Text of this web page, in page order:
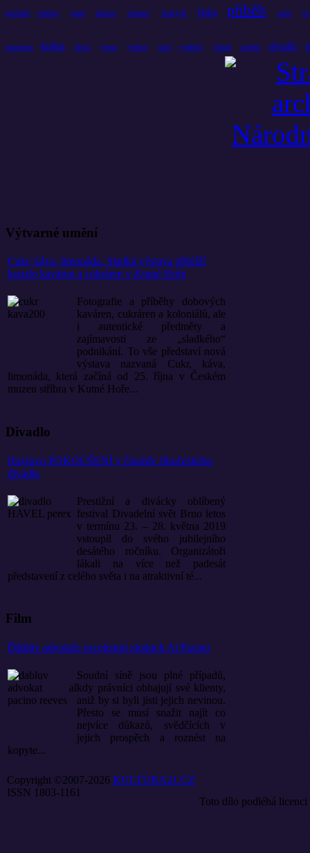
prostředí všechny praze album všechno českých láska příběh srdce
muzeum kniha život rytmu vydává slaví vydávají ročník umění divadla
Výtvarné umění
Cukr, káva, limonáda. Sladká výstava přiblíží
kouzlo kaváren a cukráren v Kutné Hoře
Fotografie a příběhy dobových
kaváren, cukráren a koloniálů, ale
i autentické předměty a
zajímavosti ze „sladkého“
podnikání. To vše představí nová
výstava nazvaná Cukr, káva,
limonáda, která začíná od 25. října v Českém
muzeu stříbra v Kutné Hoře...
Divadlo
Havlovo POKOUŠENÍ v činohře Jihočeského
divadla
Prestižní a divácky oblíbený
festival Divadelní svět Brno letos
v termínu 23. – 28. května 2019
vstoupil do svého jubilejního
desátého ročníku. Organizátoři
lákali na více než padesát
představení z celého světa i na atraktivní té...
Film
Ďáblův advokát: excelentní zloduch Al Pacino
Soudní síně jsou plné případů,
kdy právníci obhajují své klienty,
aniž by si byli jisti jejich nevinou.
Přesto se musí snažit najít co
nejvíce důkazů, svědčících v
jejich prospěch a roznést na
kopyte...
Copyright ©2007-2026 KULTURA21.CZ
ISSN 1803-1161
Toto dílo podléhá licenci